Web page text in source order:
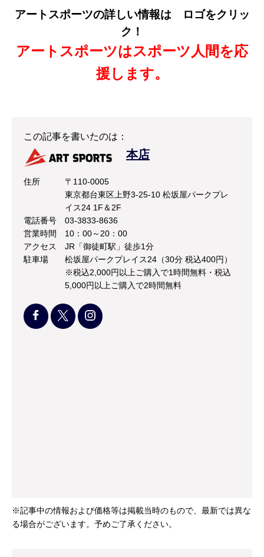
アートスポーツの詳しい情報は ロゴをクリッ
ク！
アートスポーツはスポーツ人間を応
援します。
この記事を書いたのは：
本店
住所
〒110-0005
東京都台東区上野3-25-10 松坂屋パークプレ
イス24 1F＆2F
電話番号
03-3833-8636
営業時間
10：00～20：00
アクセス
JR「御徒町駅」徒歩1分
駐車場
松坂屋パークプレイス24（30分 税込400円）
※税込2,000円以上ご購入で1時間無料・税込
5,000円以上ご購入で2時間無料
※記事中の情報および価格等は掲載当時のもので、最新では異な
る場合がございます。予めご了承ください。